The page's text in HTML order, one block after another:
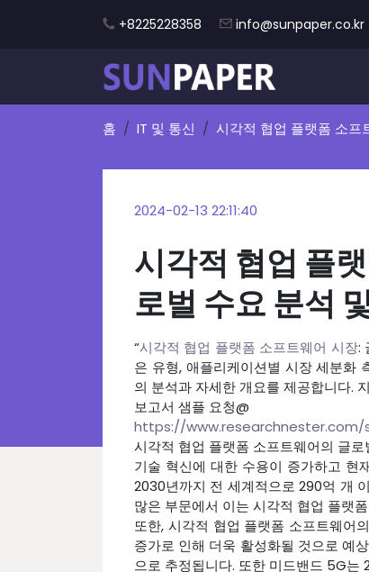
+8225228358 info@sunpaper.co.kr
홈 IT 및 통신 시각적 협업 플랫폼 소프
2024-02-13 22:11:40
시각적 협업 플
로벌 수요 분석
“시각적 협업 플랫폼 소프트웨어 시장:
은 유형, 애플리케이션별 시장 세분화
의 분석과 자세한 개요를 제공합니다.
보고서 샘플 요청@
https://
시각적 협업 플랫폼 소프트웨어의 글
기술 혁신에 대한 수용이 증가하고 현
2030년까지 전 세계적으로 290억 개
많은 부문에서 이는 시각적 협업 플랫
또한, 시각적 협업 플랫폼 소프트웨어
증가로 인해 더욱 활성화될 것으로 예
으로 추정됩니다. 또한 미드밴드 5G는